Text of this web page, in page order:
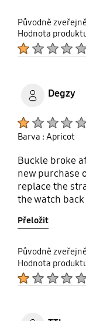
off the watch
with your nail
underneath
Původně
Hodnota
Degzy
Barva : Apricot
Buckle broke
new purchase
replace the
the watch
Přeložit
Původně
Hodnota